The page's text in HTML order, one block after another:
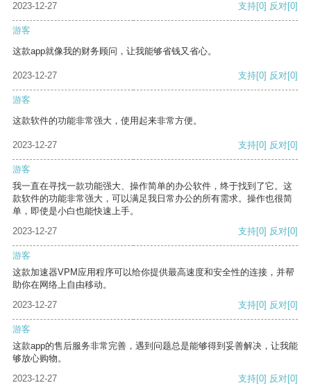
2023-12-27
支持[0] 反对[0]
游客
这款app就像我的财务顾问，让我能够省钱又省心。
2023-12-27 支持[0] 反对[0]
游客
这款软件的功能非常强大，使用起来非常方便。
2023-12-27 支持[0] 反对[0]
游客
我一直在寻找一款功能强大、操作简单的办公软件，终于找到了它。这
款软件的功能非常强大，可以满足我日常办公的所有需求。操作也很简
单，即使是小白也能快速上手。
2023-12-27
支持[0] 反对[0]
游客
这款加速器VPM应用程序可以给你提供最高速度和安全性的连接，并帮
助你在网络上自由移动。
2023-12-27
支持[0] 反对[0]
游客
这款app的售后服务非常完善，遇到问题总是能够得到妥善解决，让我能
够放心购物。
2023-12-27
支持[0] 反对[0]